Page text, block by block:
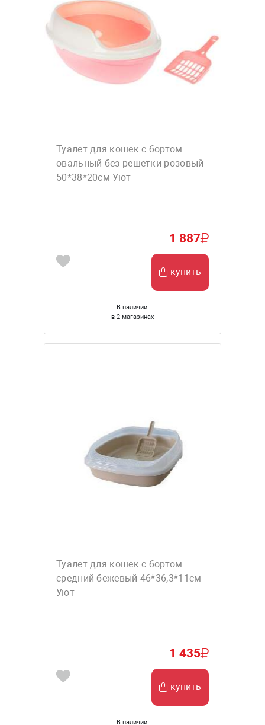
Туалет для кошек с бортом
овальный без решетки розовый
50*38*20см Уют
1 887
купить
В наличии:
в 2 магазинах
Туалет для кошек с бортом
средний бежевый 46*36,3*11см
Уют
1 435
купить
В наличии: